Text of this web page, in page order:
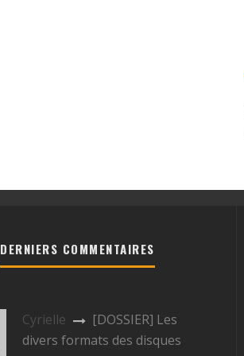
DERNIERS COMMENTAIRES
Cyrielle
[DOSSIER] Les
divers formats des disques